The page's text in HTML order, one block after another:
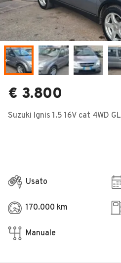
Moto
Camper
Veicoli Commerciali
Concessionari
€ 3.800
Suzuki Ignis 1.5 16V cat 4WD GL
Usato
170.000 km
Manuale